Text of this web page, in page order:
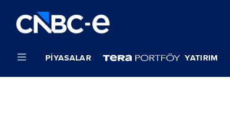
PIYASALAR YATIRIM